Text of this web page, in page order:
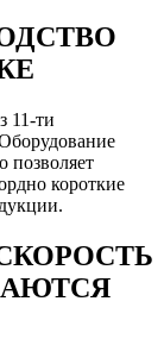
11-ти
позволяет
короткие